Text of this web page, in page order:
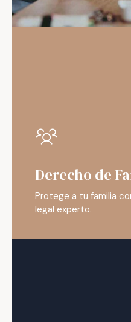
Derecho de
Protege a tu familia
legal experto.